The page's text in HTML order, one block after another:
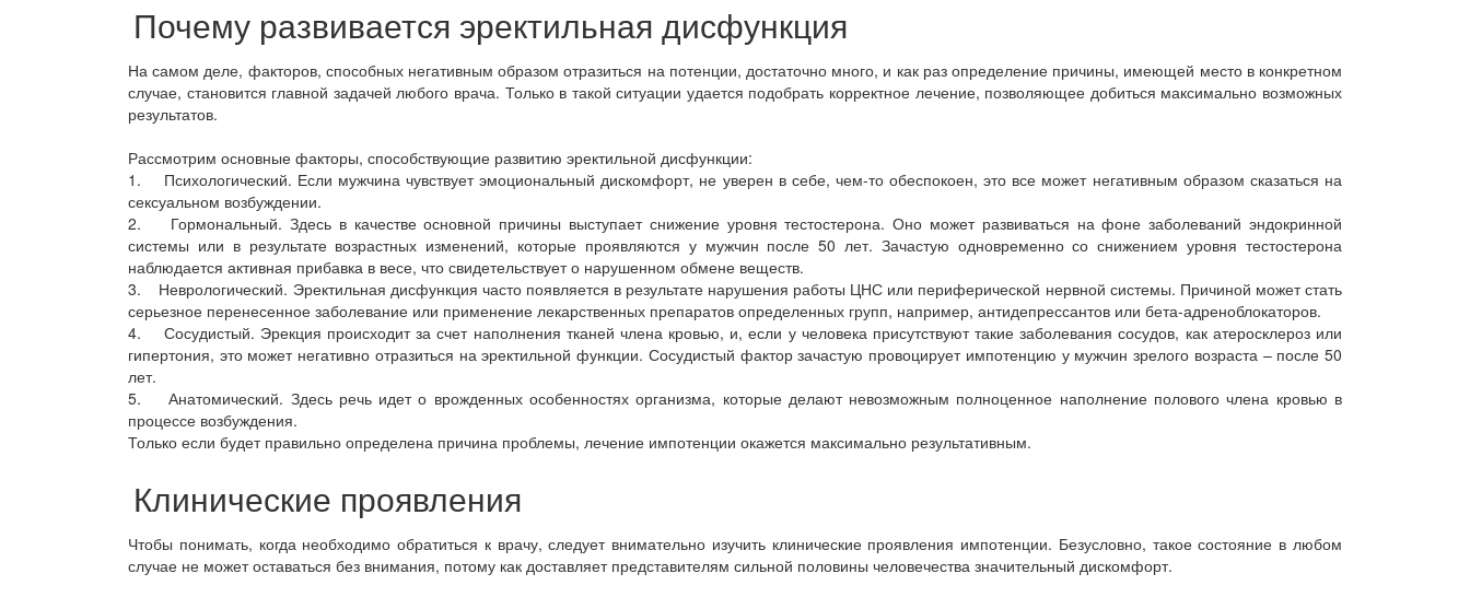
Почему развивается эректильная дисфункция
На самом деле, факторов, способных негативным образом отразиться на потенции, достаточно много, и как раз определение причины, имеющей место в конкретном
случае, становится главной задачей любого врача. Только в такой ситуации удается подобрать корректное лечение, позволяющее добиться максимально возможных
результатов.
Рассмотрим основные факторы, способствующие развитию эректильной дисфункции:
1. Психологический. Если мужчина чувствует эмоциональный дискомфорт, не уверен в себе, чем-то обеспокоен, это все может негативным образом сказаться на
сексуальном возбуждении.
2. Гормональный. Здесь в качестве основной причины выступает снижение уровня тестостерона. Оно может развиваться на фоне заболеваний эндокринной
системы или в результате возрастных изменений, которые проявляются у мужчин после 50 лет. Зачастую одновременно со снижением уровня тестостерона
наблюдается активная прибавка в весе, что свидетельствует о нарушенном обмене веществ.
3. Неврологический. Эректильная дисфункция часто появляется в результате нарушения работы ЦНС или периферической нервной системы. Причиной может стать
серьезное перенесенное заболевание или применение лекарственных препаратов определенных групп, например, антидепрессантов или бета-адреноблокаторов.
4. Сосудистый. Эрекция происходит за счет наполнения тканей члена кровью, и, если у человека присутствуют такие заболевания сосудов, как атеросклероз или
гипертония, это может негативно отразиться на эректильной функции. Сосудистый фактор зачастую провоцирует импотенцию у мужчин зрелого возраста – после 50
лет.
5. Анатомический. Здесь речь идет о врожденных особенностях организма, которые делают невозможным полноценное наполнение полового члена кровью в
процессе возбуждения.
Только если будет правильно определена причина проблемы, лечение импотенции окажется максимально результативным.
Клинические проявления
Чтобы понимать, когда необходимо обратиться к врачу, следует внимательно изучить клинические проявления импотенции. Безусловно, такое состояние в любом
случае не может оставаться без внимания, потому как доставляет представителям сильной половины человечества значительный дискомфорт.